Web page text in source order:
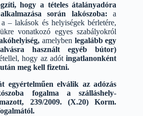
hogy a tételes átalányadóra
során lakószoba: a
– lakások és helyiségek bérletére,
vonatkozó egyes szabályokról
amelyben legalább egy
használt egyéb bútor)
hogy az adótingatlanonként
meg kell fizetni.
egyértelműen elválik az adózás
fogalma a szálláshely-
239/2009. (X.20) Korm.